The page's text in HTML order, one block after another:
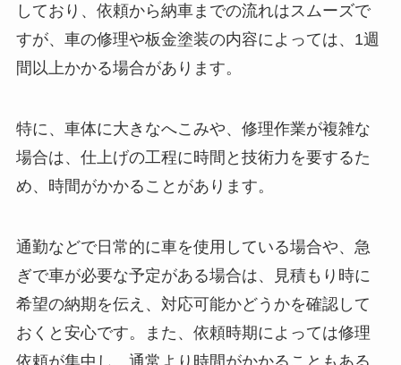
しており、依頼から納車までの流れはスムーズで
すが、車の修理や板金塗装の内容によっては、1週
間以上かかる場合があります。
特に、車体に大きなへこみや、修理作業が複雑な
場合は、仕上げの工程に時間と技術力を要するた
め、時間がかかることがあります。
通勤などで日常的に車を使用している場合や、急
ぎで車が必要な予定がある場合は、見積もり時に
希望の納期を伝え、対応可能かどうかを確認して
おくと安心です。また、依頼時期によっては修理
依頼が集中し、通常より時間がかかることもある